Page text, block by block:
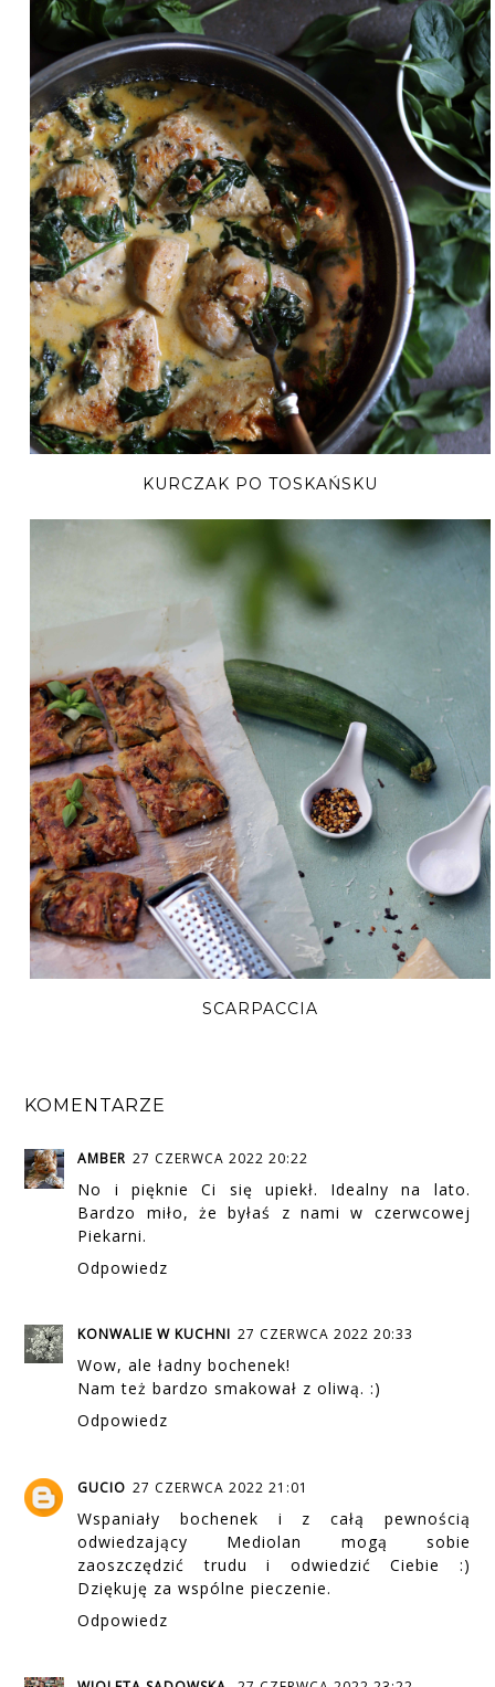
KURCZAK PO TOSKAŃSKU
SCARPACCIA
KOMENTARZE
AMBER 27 CZERWCA 2022 20:22
No i pięknie Ci się upiekł. Idealny na lato.
Bardzo miło, że byłaś z nami w czerwcowej
Piekarni.
Odpowiedz
KONWALIE W KUCHNI 27 CZERWCA 2022 20:33
Wow, ale ładny bochenek!
Nam też bardzo smakował z oliwą. :)
Odpowiedz
GUCIO 27 CZERWCA 2022 21:01
Wspaniały bochenek i z całą pewnością
odwiedzający Mediolan mogą sobie
zaoszczędzić trudu i odwiedzić Ciebie :)
Dziękuję za wspólne pieczenie.
Odpowiedz